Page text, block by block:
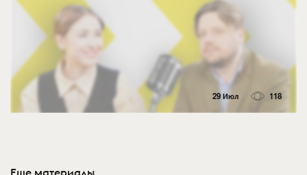
29 Июл 118